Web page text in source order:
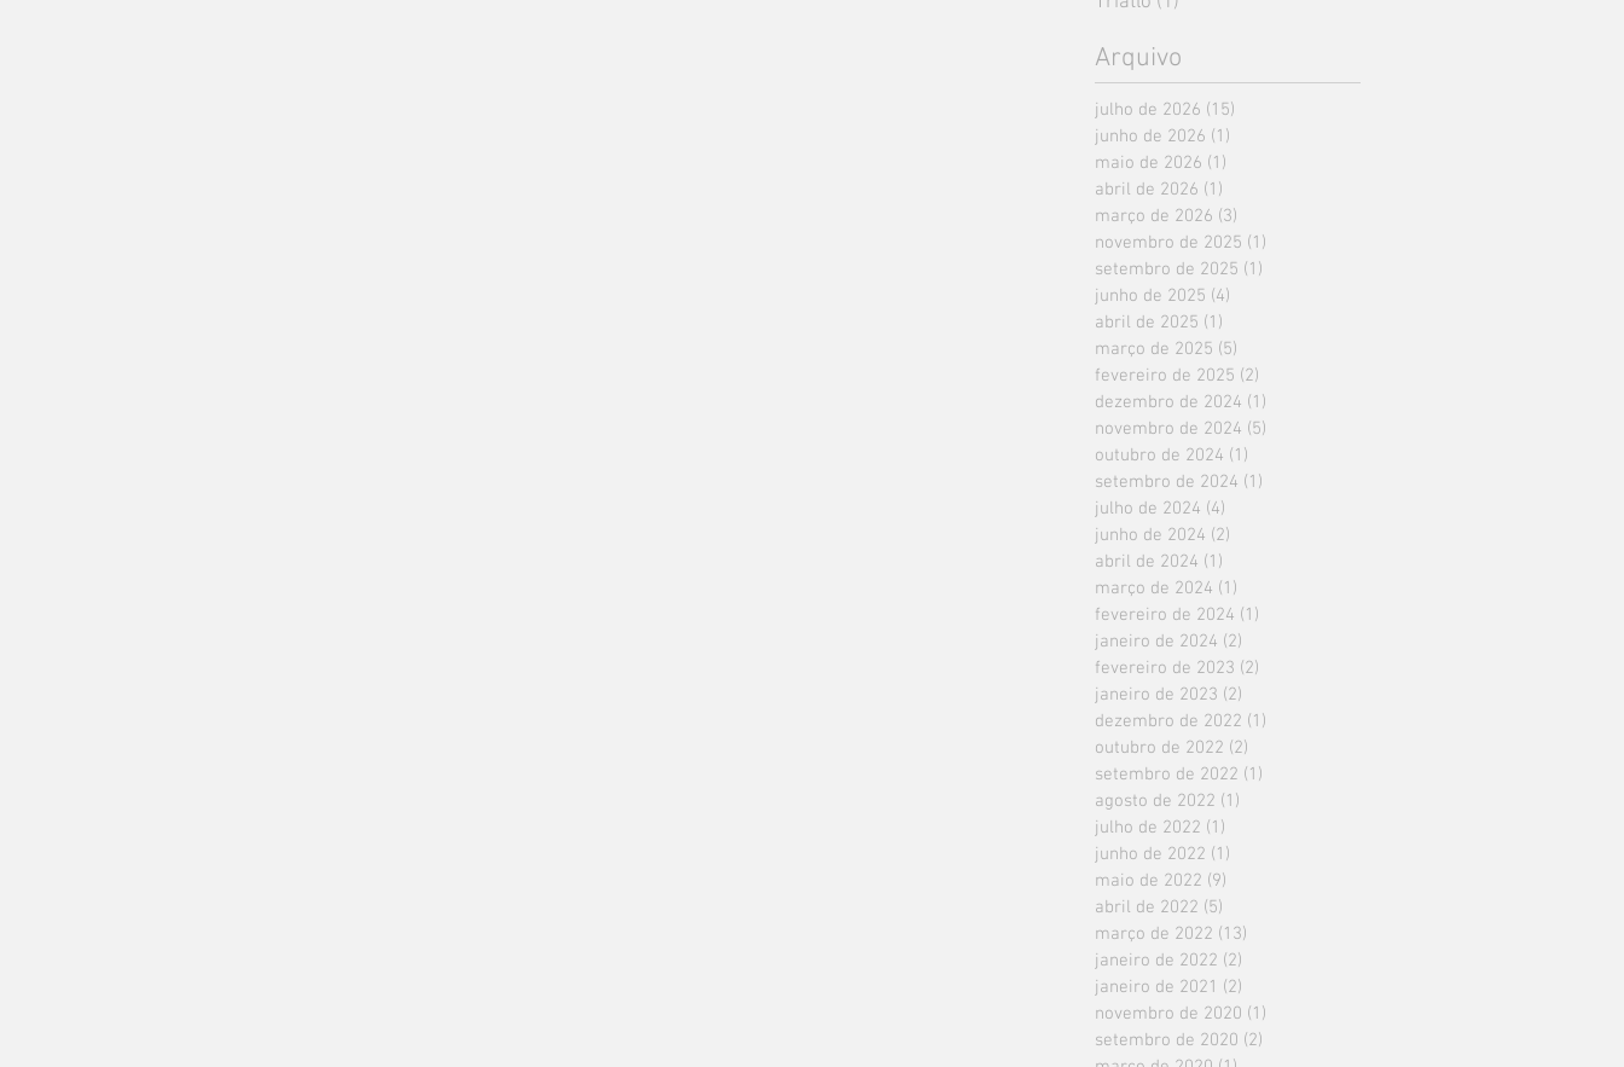
Arquivo
julho de 2026 (15)
junho de 2026 (1)
maio de 2026 (1)
abril de 2026 (1)
março de 2026 (3)
novembro de 2025 (1)
setembro de 2025 (1)
junho de 2025 (4)
abril de 2025 (1)
março de 2025 (5)
fevereiro de 2025 (2)
dezembro de 2024 (1)
novembro de 2024 (5)
outubro de 2024 (1)
setembro de 2024 (1)
julho de 2024 (4)
junho de 2024 (2)
abril de 2024 (1)
março de 2024 (1)
fevereiro de 2024 (1)
janeiro de 2024 (2)
fevereiro de 2023 (2)
janeiro de 2023 (2)
dezembro de 2022 (1)
outubro de 2022 (2)
setembro de 2022 (1)
agosto de 2022 (1)
julho de 2022 (1)
junho de 2022 (1)
maio de 2022 (9)
abril de 2022 (5)
março de 2022 (13)
janeiro de 2022 (2)
janeiro de 2021 (2)
novembro de 2020 (1)
setembro de 2020 (2)